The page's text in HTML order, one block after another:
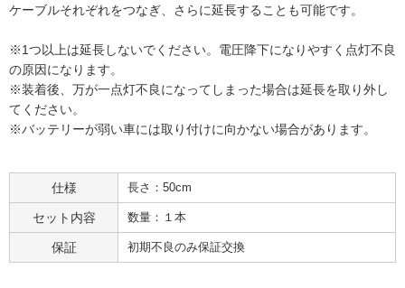
ケーブルそれぞれをつなぎ、さらに延長することも可能です。
※1つ以上は延長しないでください。電圧降下になりやすく点灯不良
の原因になります。
※装着後、万が一点灯不良になってしまった場合は延長を取り外し
てください。
※バッテリーが弱い車には取り付けに向かない場合があります。
仕様 長さ：50cm
セット内容 数量：１本
保証 初期不良のみ保証交換